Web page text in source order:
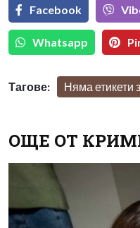
Facebook
Whatsapp
Тагове: Няма етикети
ОЩЕ ОТ